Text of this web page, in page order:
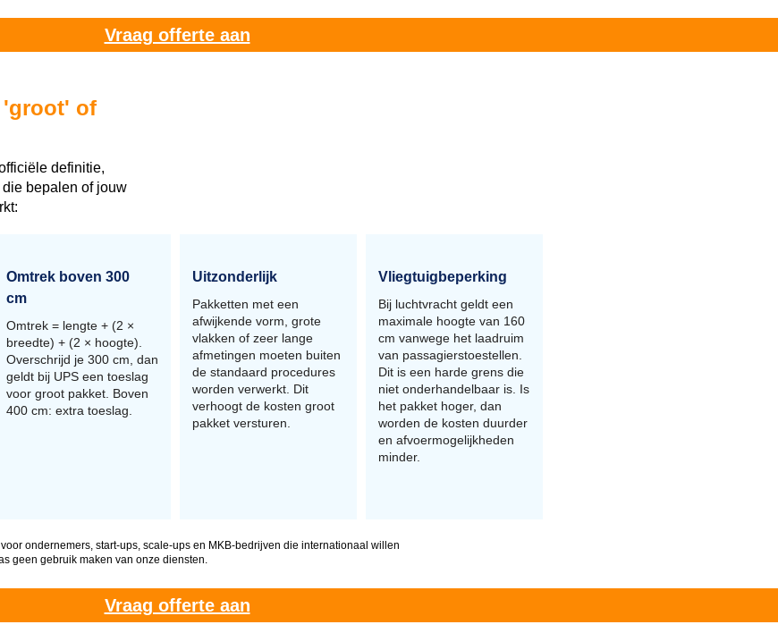
Vraag offerte aan
'groot' of
definitie,
bepalen of jouw
​Omtrek boven 300
cm
Omtrek = lengte + (2 ×
breedte) + (2 × hoogte).
Overschrijd je 300 cm, dan
geldt bij UPS een toeslag
voor groot pakket. Boven
400 cm: extra toeslag.
Uitzonderlijk
Pakketten met een
afwijkende vorm, grote
vlakken of zeer lange
afmetingen moeten buiten
de standaard procedures
worden verwerkt. Dit
verhoogt de kosten groot
pakket versturen.
Vliegtuigbeperking
Bij luchtvracht geldt een
maximale hoogte van 160
cm vanwege het laadruim
van passagierstoestellen.
Dit is een harde grens die
niet onderhandelbaar is. Is
het pakket hoger, dan
worden de kosten duurder
en afvoermogelijkheden
minder.
ondernemers, start-ups, scale-ups en MKB-bedrijven die internationaal willen
geen gebruik maken van onze diensten.
Vraag offerte aan